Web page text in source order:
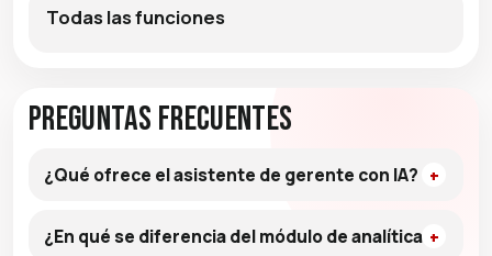
Todas las funciones
Preguntas frecuentes
¿Qué ofrece el asistente de gerente con IA?
¿En qué se diferencia del módulo de analítica?